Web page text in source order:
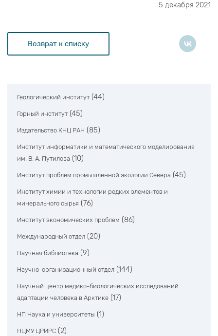
5 декабря 2021
Возврат к списку
Геологический институт (44)
Горный институт (45)
Издательство КНЦ РАН (85)
Институт информатики и математического моделирования
им. В. А. Путилова (10)
Институт проблем промышленной экологии Севера (45)
Институт химии и технологии редких элементов и
минерального сырья (76)
Институт экономических проблем (86)
Международный отдел (20)
Научная библиотека (9)
Научно-организационный отдел (144)
Научный центр медико-биологических исследований
адаптации человека в Арктике (17)
НП Наука и университеты (1)
НЦМУ ЦРИРС (2)